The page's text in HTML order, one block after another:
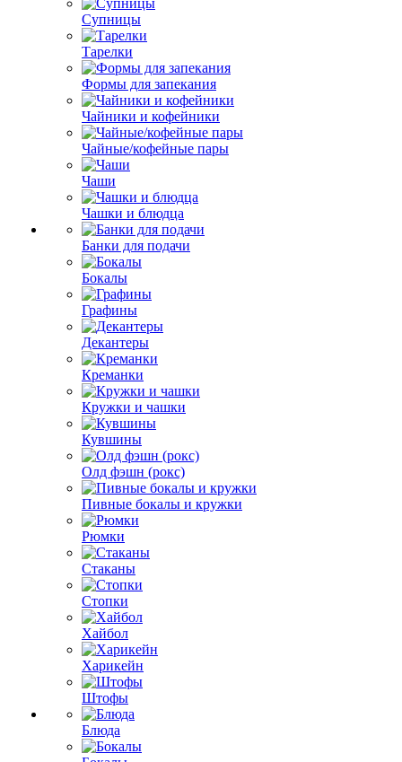
Супницы
Тарелки
Формы для запекания
Чайники и кофейники
Чайные/кофейные пары
Чаши
Чашки и блюдца
Банки для подачи
Бокалы
Графины
Декантеры
Креманки
Кружки и чашки
Кувшины
Олд фэшн (рокс)
Пивные бокалы и кружки
Рюмки
Стаканы
Стопки
Хайбол
Харикейн
Штофы
Блюда